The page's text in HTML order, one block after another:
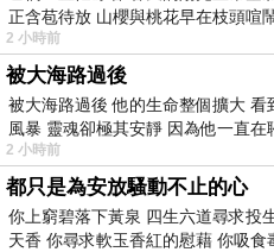
正含苞待放 山櫻與桃花早在枝頭喧
2 小時前
被大海路過後
被大海路過後 他的生命整個擴大
風暴 靈魂卻極其安靜 因為他一直
2 小時前
都只是為安放騷動不止的心
你上窮碧落下黃泉 四生六道尋求投
天香 你尋求軟玉香紅的慰藉 你吸